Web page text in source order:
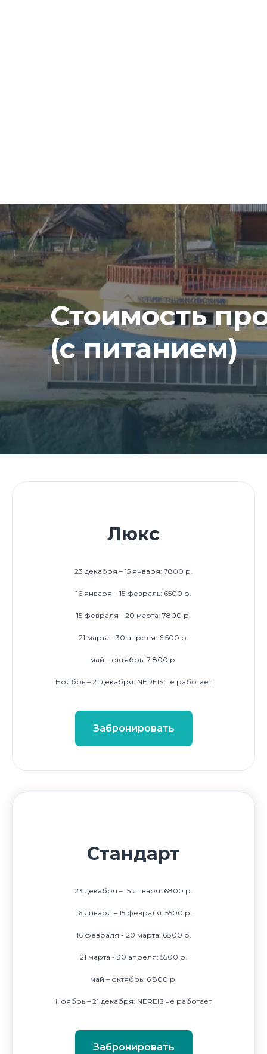
Стоимость
(с питанием)
Люкс
23 декабря – 15 января: 7800 р.
16 января – 15 февраль: 6500 р.
15 февраля - 20 марта: 7800 р.
21 марта - 30 апреля: 6 500 р.
май – октябрь: 7 800 р.
Ноябрь – 21 декабря: NEREIS не работает
Забронировать
Стандарт
23 декабря – 15 января: 6800 р.
16 января – 15 февраля: 5500 р.
16 февраля - 20 марта: 6800 р.
21 марта - 30 апреля: 5500 р.
май – октябрь: 6 800 р.
Ноябрь – 21 декабря: NEREIS не работает
Забронировать